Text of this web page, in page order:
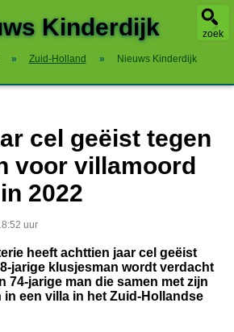
zoek
Kinderdijk
» Zuid-Holland » Nieuws Kinderdijk
cel geëist tegen
voor villamoord
2022
uur
heeft achttien jaar cel geëist
jarige klusjesman wordt verdacht
74-jarige man die samen met zijn
in een villa in het Zuid-Hollandse